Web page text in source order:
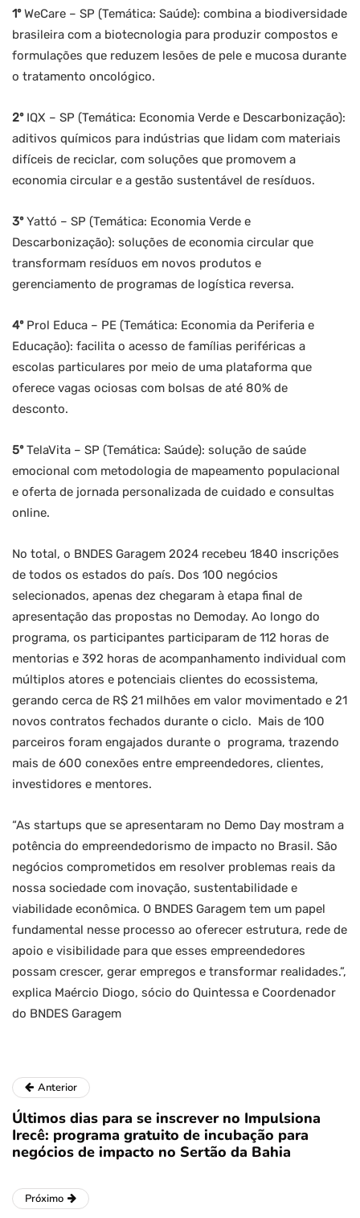
1ºWeCare – SP (Temática: Saúde): combina a biodiversidade
brasileira com a biotecnologia para produzir compostos e
formulações que reduzem lesões de pele e mucosa durante
o tratamento oncológico.
2ºIQX – SP (Temática: Economia Verde e Descarbonização):
aditivos químicos para indústrias que lidam com materiais
difíceis de reciclar, com soluções que promovem a
economia circular e a gestão sustentável de resíduos.
3ºYattó – SP (Temática: Economia Verde e
Descarbonização): soluções de economia circular que
transformam resíduos em novos produtos e
gerenciamento de programas de logística reversa.
4ºProl Educa – PE (Temática: Economia da Periferia e
Educação): facilita o acesso de famílias periféricas a
escolas particulares por meio de uma plataforma que
oferece vagas ociosas com bolsas de até 80% de
desconto.
5ºTelaVita – SP (Temática: Saúde): solução de saúde
emocional com metodologia de mapeamento populacional
e oferta de jornada personalizada de cuidado e consultas
online.
No total, o BNDES Garagem 2024 recebeu 1840 inscrições
de todos os estados do país. Dos 100 negócios
selecionados, apenas dez chegaram à etapa final de
apresentação das propostas no Demoday. Ao longo do
programa, os participantes participaram de 112 horas de
mentorias e 392 horas de acompanhamento individual com
múltiplos atores e potenciais clientes do ecossistema,
gerando cerca de R$ 21 milhões em valor movimentado e 21
novos contratos fechados durante o ciclo. Mais de 100
parceiros foram engajados durante o programa, trazendo
mais de 600 conexões entre empreendedores, clientes,
investidores e mentores.
“As startups que se apresentaram no Demo Day mostram a
potência do empreendedorismo de impacto no Brasil. São
negócios comprometidos em resolver problemas reais da
nossa sociedade com inovação, sustentabilidade e
viabilidade econômica. O BNDES Garagem tem um papel
fundamental nesse processo ao oferecer estrutura, rede de
apoio e visibilidade para que esses empreendedores
possam crescer, gerar empregos e transformar realidades.”,
explica Maércio Diogo, sócio do Quintessa e Coordenador
do BNDES Garagem
Anterior
Últimos dias para se inscrever no Impulsiona
Irecê: programa gratuito de incubação para
negócios de impacto no Sertão da Bahia
Próximo